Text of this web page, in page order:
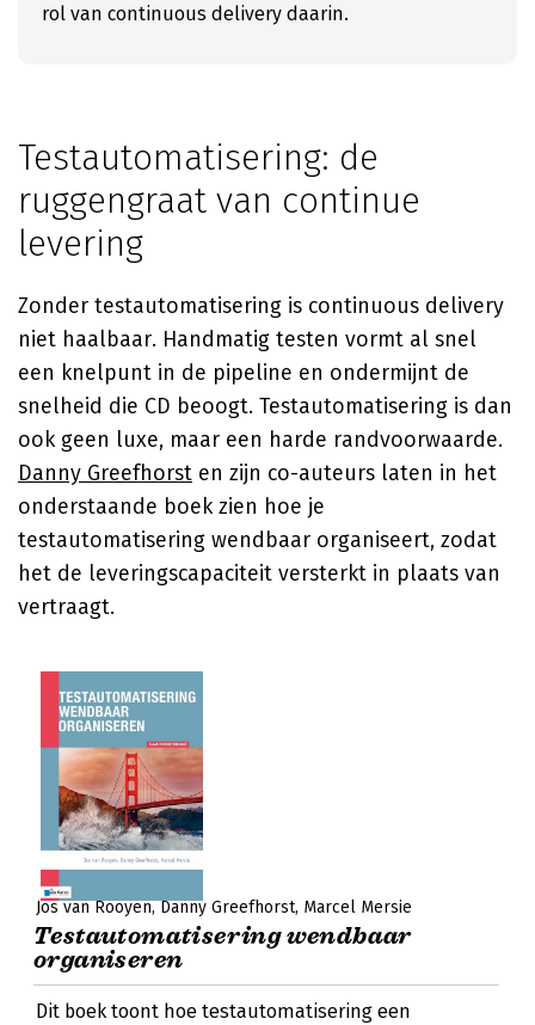
rol van continuous delivery daarin.
Testautomatisering: de
ruggengraat van continue
levering
Zonder testautomatisering is continuous delivery
niet haalbaar. Handmatig testen vormt al snel
een knelpunt in de pipeline en ondermijnt de
snelheid die CD beoogt. Testautomatisering is dan
ook geen luxe, maar een harde randvoorwaarde.
Danny Greefhorst en zijn co-auteurs laten in het
onderstaande boek zien hoe je
testautomatisering wendbaar organiseert, zodat
het de leveringscapaciteit versterkt in plaats van
vertraagt.
Jos van Rooyen Danny Greefhorst Marcel Mersie
Testautomatisering wendbaar
organiseren
Dit boek toont hoe testautomatisering een